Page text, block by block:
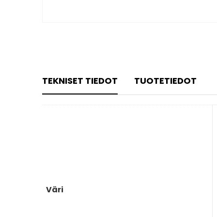
TEKNISET TIEDOT TUOTETIEDOT
Väri